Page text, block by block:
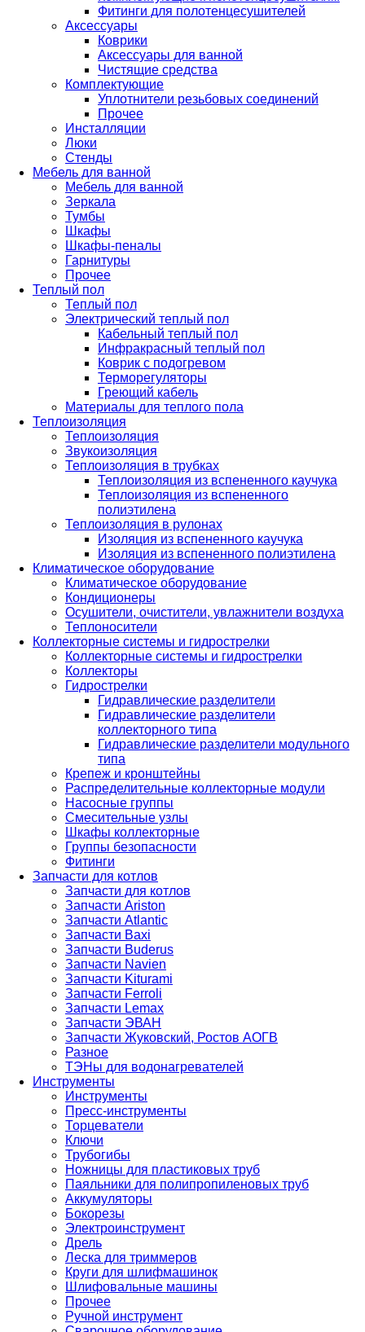
Фитинги для полотенцесушителей
Аксессуары
Коврики
Аксессуары для ванной
Чистящие средства
Комплектующие
Уплотнители резьбовых соединений
Прочее
Инсталляции
Люки
Стенды
Мебель для ванной
Мебель для ванной
Зеркала
Тумбы
Шкафы
Шкафы-пеналы
Гарнитуры
Прочее
Теплый пол
Теплый пол
Электрический теплый пол
Кабельный теплый пол
Инфракрасный теплый пол
Коврик с подогревом
Терморегуляторы
Греющий кабель
Материалы для теплого пола
Теплоизоляция
Теплоизоляция
Звукоизоляция
Теплоизоляция в трубках
Теплоизоляция из вспененного каучука
Теплоизоляция из вспененного
полиэтилена
Теплоизоляция в рулонах
Изоляция из вспененного каучука
Изоляция из вспененного полиэтилена
Климатическое оборудование
Климатическое оборудование
Кондиционеры
Осушители, очистители, увлажнители воздуха
Теплоносители
Коллекторные системы и гидрострелки
Коллекторные системы и гидрострелки
Коллекторы
Гидрострелки
Гидравлические разделители
Гидравлические разделители
коллекторного типа
Гидравлические разделители модульного
типа
Крепеж и кронштейны
Распределительные коллекторные модули
Насосные группы
Смесительные узлы
Шкафы коллекторные
Группы безопасности
Фитинги
Запчасти для котлов
Запчасти для котлов
Запчасти Ariston
Запчасти Atlantic
Запчасти Baxi
Запчасти Buderus
Запчасти Navien
Запчасти Kiturami
Запчасти Ferroli
Запчасти Lemax
Запчасти ЭВАН
Запчасти Жуковский, Ростов АОГВ
Разное
ТЭНы для водонагревателей
Инструменты
Инструменты
Пресс-инструменты
Торцеватели
Ключи
Трубогибы
Ножницы для пластиковых труб
Паяльники для полипропиленовых труб
Аккумуляторы
Бокорезы
Электроинструмент
Дрель
Леска для триммеров
Круги для шлифмашинок
Шлифовальные машины
Прочее
Ручной инструмент